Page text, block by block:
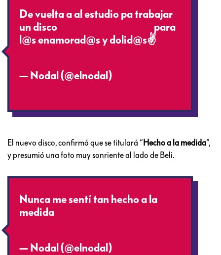
De vuelta a al estudio pa trabajar
un disco
para
l@s enamorad@s y dolid@s✌
— Nodal (@elnodal)
El nuevo disco, confirmó que se titulará “ Hecho a la medida”,
y presumió una foto muy sonriente al lado de Beli.
Nunca me sentí tan hecho a la
medida
— Nodal (@elnodal)